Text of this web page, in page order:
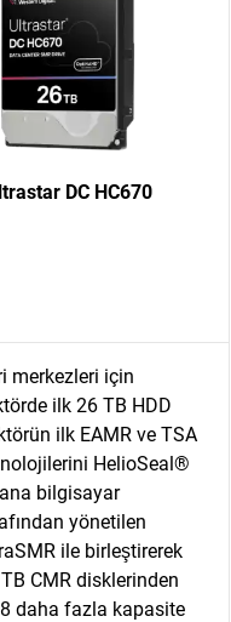
DC HC670
merkezleri için
ilk 26 TB HDD
ilk EAMR ve TSA
HelioSeal®
bilgisayar
yönetilen
ile birleştirerek
CMR disklerinden
daha fazla kapasite